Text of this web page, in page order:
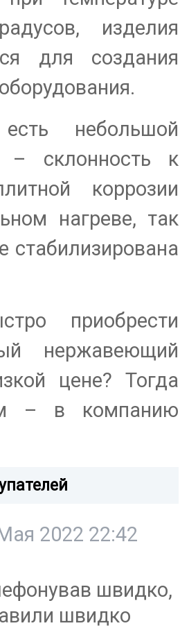
изделия
для создания
небольшой
– склонность к
коррозии
нагреве, так
стабилизирована
приобрести
нержавеющий
цене? Тогда
– в компанию
2022 22:42
швидко,
швидко